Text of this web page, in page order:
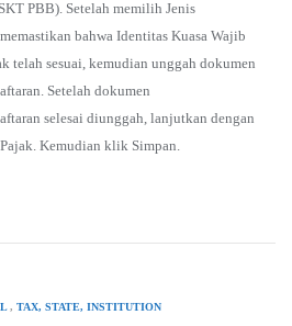
PBB). Setelah memilih Jenis
bahwa Identitas Kuasa Wajib
telah sesuai, kemudian unggah dokumen
Setelah dokumen
selesai diunggah, lanjutkan dengan
Kemudian klik Simpan.
,TAX, STATE, INSTITUTION